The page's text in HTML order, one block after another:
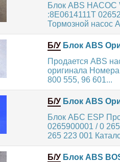
Блок ABS НАСОС
:8E0614111T
Тормозной насос
Б/У Блок ABS
Продается ABS
оригинала Номера
800 555, 96 601...
Б/У Блок ABS
Блок АБС ESP
0265900001 / 0
265 223 001
Б/У Блок ABS